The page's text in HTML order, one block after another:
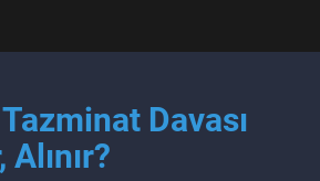
Davası
Alınır?